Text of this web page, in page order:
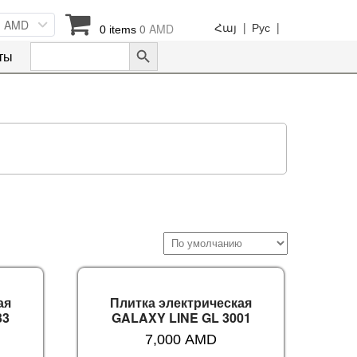
AMD 0 items 0 AMD Рус |
Հայ |
Search
Search Button
Плитка электрическая
GALAXY LINE GL 3001
7,000AMD